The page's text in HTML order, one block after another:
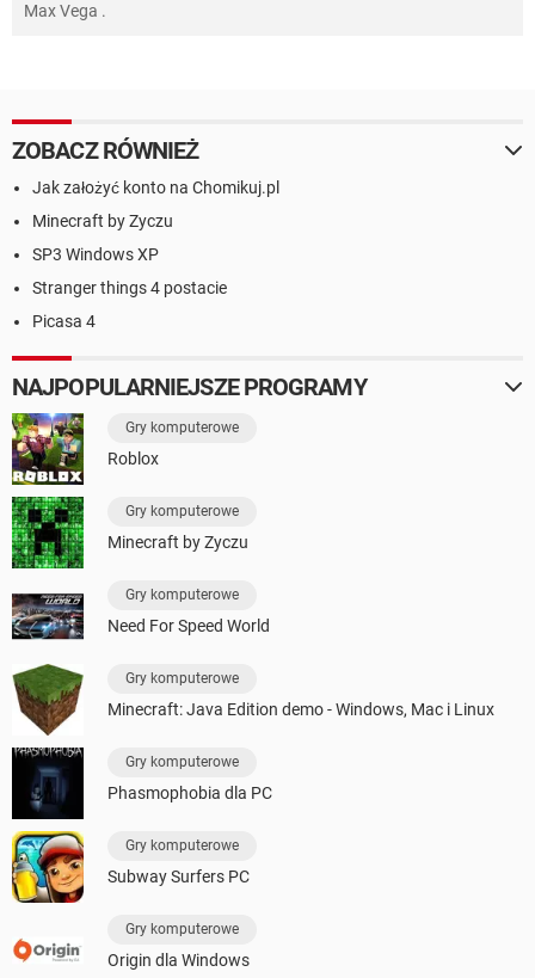
Max Vega .
ZOBACZ RÓWNIEŻ
Jak założyć konto na Chomikuj.pl
Minecraft by Zyczu
SP3 Windows XP
Stranger things 4 postacie
Picasa 4
NAJPOPULARNIEJSZE PROGRAMY
Gry komputerowe
Roblox
Gry komputerowe
Minecraft by Zyczu
Gry komputerowe
Need For Speed World
Gry komputerowe
Minecraft: Java Edition demo - Windows, Mac i Linux
Gry komputerowe
Phasmophobia dla PC
Gry komputerowe
Subway Surfers PC
Gry komputerowe
Origin dla Windows